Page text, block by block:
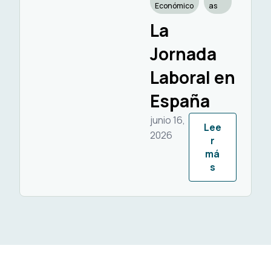
Económico
as
La
Jornada
Laboral en
España
junio 16,
2026
Lee
r
má
s